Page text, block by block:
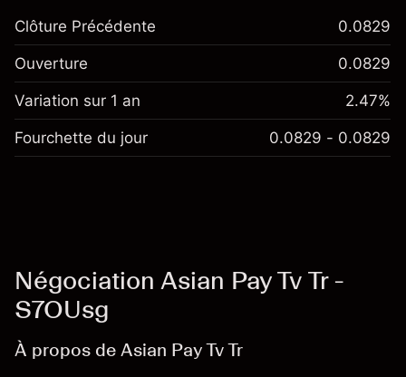
Clôture Précédente 0.0829
Ouverture 0.0829
Variation sur 1 an 2.47%
Fourchette du jour 0.0829 - 0.0829
Négociation Asian Pay Tv Tr -
S7OUsg
À propos de Asian Pay Tv Tr